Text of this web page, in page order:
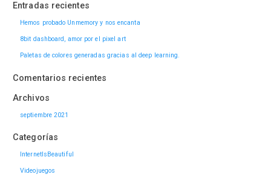
Entradas recientes
Hemos probado Unmemory y nos encanta
8bit dashboard, amor por el pixel art
Paletas de colores generadas gracias al deep learning.
Comentarios recientes
Archivos
septiembre 2021
Categorías
InternetIsBeautiful
Videojuegos